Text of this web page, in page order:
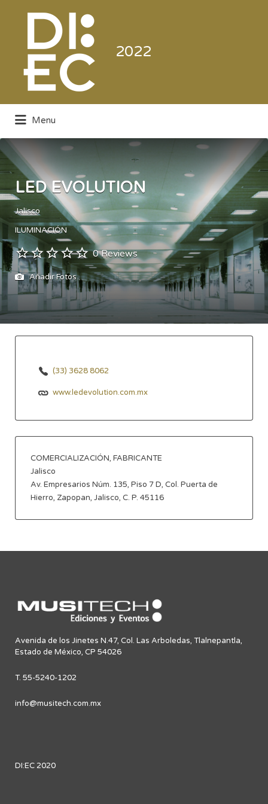
2022
Electrónica de Consumo y Comercial
Buscar
Menu
LED EVOLUTION
Jalisco
ILUMINACIÓN
0 Reviews
Añadir Fotos
(33) 3628 8062
www.ledevolution.com.mx
COMERCIALIZACIÓN, FABRICANTE
Jalisco
Av. Empresarios Núm. 135, Piso 7 D, Col. Puerta de
Hierro, Zapopan, Jalisco, C. P. 45116
Avenida de los Jinetes N.47, Col. Las Arboledas, Tlalnepantla,
Estado de México, CP 54026
T. 55-5240-1202
info@musitech.com.mx
DI:EC 2020